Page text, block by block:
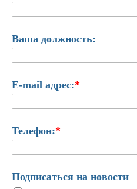
Ваша должность:
E-mail адрес:*
Телефон:*
Подписаться на новости